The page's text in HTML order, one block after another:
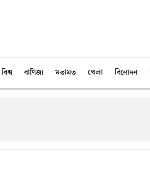
বিশ্ব বাণিজ্য মতামত খেলা বিনোদন